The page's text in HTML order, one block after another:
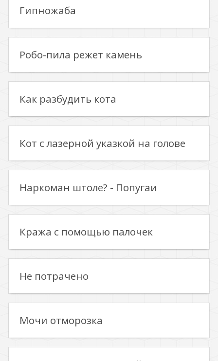
Гипножаба
Робо-пила режет камень
Как разбудить кота
Кот с лазерной указкой на голове
Наркоман штоле? - Попугаи
Кража с помощью палочек
Не потрачено
Мочи отморозка